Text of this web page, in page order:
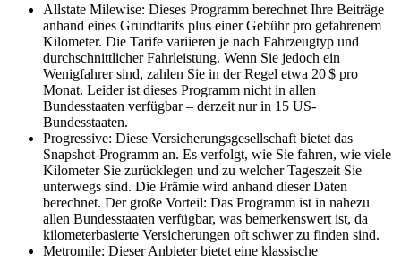
Allstate Milewise: Dieses Programm berechnet Ihre Beiträge
anhand eines Grundtarifs plus einer Gebühr pro gefahrenem
Kilometer. Die Tarife variieren je nach Fahrzeugtyp und
durchschnittlicher Fahrleistung. Wenn Sie jedoch ein
Wenigfahrer sind, zahlen Sie in der Regel etwa 20 $ pro
Monat. Leider ist dieses Programm nicht in allen
Bundesstaaten verfügbar – derzeit nur in 15 US-
Bundesstaaten.
Progressive: Diese Versicherungsgesellschaft bietet das
Snapshot-Programm an. Es verfolgt, wie Sie fahren, wie viele
Kilometer Sie zurücklegen und zu welcher Tageszeit Sie
unterwegs sind. Die Prämie wird anhand dieser Daten
berechnet. Der große Vorteil: Das Programm ist in nahezu
allen Bundesstaaten verfügbar, was bemerkenswert ist, da
kilometerbasierte Versicherungen oft schwer zu finden sind.
Metromile: Dieser Anbieter bietet eine klassische